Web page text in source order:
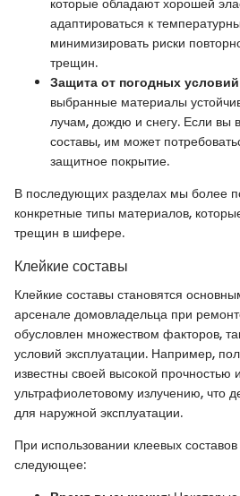
адаптироваться к
минимизировать риски
трещин.
Защита от погодных условий
выбранные материалы
лучам, дождю и снегу. Если вы
составы, им может
защитное покрытие.
В последующих разделах мы более
конкретные типы материалов,
трещин в шифере.
Клейкие составы
Клейкие составы становятся
арсенале домовладельца при
обусловлен множеством факторов,
условий эксплуатации. Например,
известны своей высокой прочностью
ультрафиолетовому излучению, что
для наружной эксплуатации.
При использовании клеевых
следующее: